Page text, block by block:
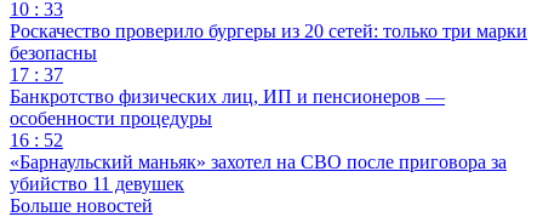
10 : 33
Роскачество проверило бургеры из 20 сетей: только три марки
безопасны
17 : 37
Банкротство физических лиц, ИП и пенсионеров —
особенности процедуры
16 : 52
«Барнаульский маньяк» захотел на СВО после приговора за
убийство 11 девушек
Больше новостей